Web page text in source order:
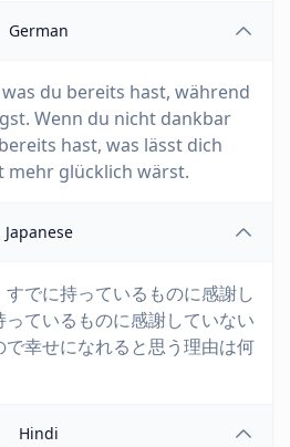
German
du bereits hast, während
Wenn du nicht dankbar
hast, was lässt dich
mehr glücklich wärst.
Japanese
でに持っているものに感謝し
ているものに感謝していない
幸せになれると思う理由は何
Hindi